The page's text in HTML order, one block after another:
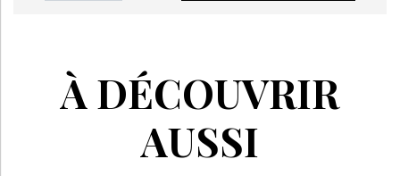
À DÉCOUVRIR
AUSSI